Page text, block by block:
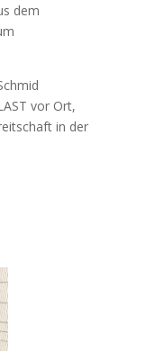
dem
vor Ort,
in der